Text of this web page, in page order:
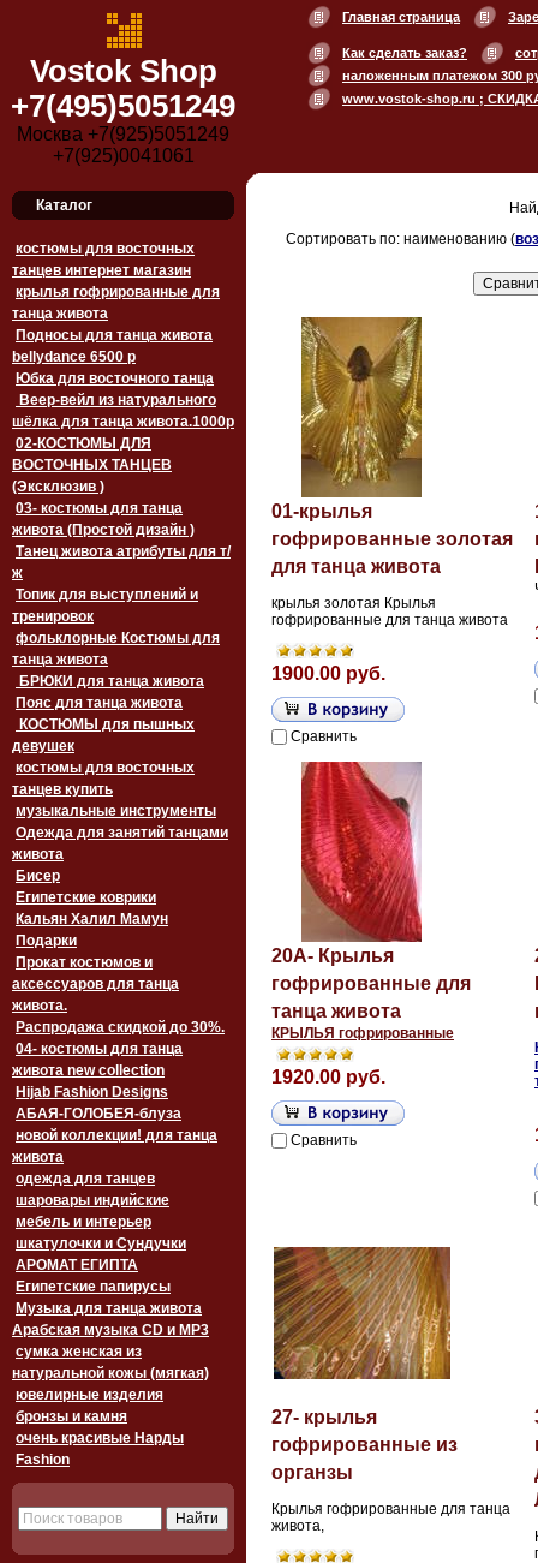
Vostok Shop
+7(495)5051249
Москва +7(925)5051249
+7(925)0041061
Главная страница
Как сделать заказ?
наложенным платежом 300
www.vostok-shop.ru ;
Каталог
костюмы для восточных
танцев интернет магазин
крылья гофрированные для
танца живота
Подносы для танца живота
bellydance 6500 p
Юбка для восточного танца
Веер-вейл из натурального
шёлка для танца живота.1000p
02-КОСТЮМЫ ДЛЯ
ВОСТОЧНЫХ ТАНЦЕВ
(Эксклюзив )
03- костюмы для танца
живота (Простой дизайн )
Танец живота атрибуты для т/
ж
Топик для выступлений и
тренировок
фольклорные Костюмы для
танца живота
БРЮКИ для танца живота
Пояс для танца живота
девушек
костюмы для восточных
танцев купить
музыкальные инструменты
Одежда для занятий танцами
живота
Бисер
Египетские коврики
Кальян Халил Мамун
Подарки
Прокат костюмов и
аксессуаров для танца
живота.
Распродажа скидкой до 30%.
04- костюмы для танца
живота new collection
Hijab Fashion Designs
АБАЯ-ГОЛОБЕЯ-блуза
новой коллекции! для танца
живота
одежда для танцев
шаровары индийские
мебель и интерьер
шкатулочки и Сундучки
АРОМАТ ЕГИПТА
Египетские папирусы
Музыка для танца живота
Арабская музыка CD и MP3
сумка женская из
натуральной кожы (мягкая)
ювелирные изделия
бронзы и камня
очень красивые Нарды
Fashion
Сортировать по: наименованию (
01-крылья
гофрированные золотая
для танца живота
крылья золотая Крылья
гофрированные для танца живота
1900.00 руб.
Сравнить
20A- Крылья
гофрированные для
танца живота
КРЫЛЬЯ гофрированные
1920.00 руб.
Сравнить
27- крылья
гофрированные из
органзы
Крылья гофрированные для танца
живота,